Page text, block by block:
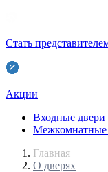
Стать
Акции
Входные двери
Межкомнатные
Главная
О дверях